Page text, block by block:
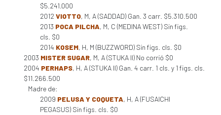
$5.241.000
2012 VIOTTO, M, A (SADDAD) Gan. 3 carr. $5.310.500
2013 POCA PILCHA, M, C (MEDINA WEST) Sin figs.
cls. $0
2014 KOSEM, H, M (BUZZWORD) Sin figs. cls. $0
2003 MISTER SUGAR, M, A (STUKA II) No corrió $0
2004 PERHAPS, H, A (STUKA II) Gan. 4 carr. 1 cls. y 1 figs. cls.
$11.266.500
Madre de:
2009 PELUSA Y COQUETA, H, A (FUSAICHI
PEGASUS) Sin figs. cls. $0